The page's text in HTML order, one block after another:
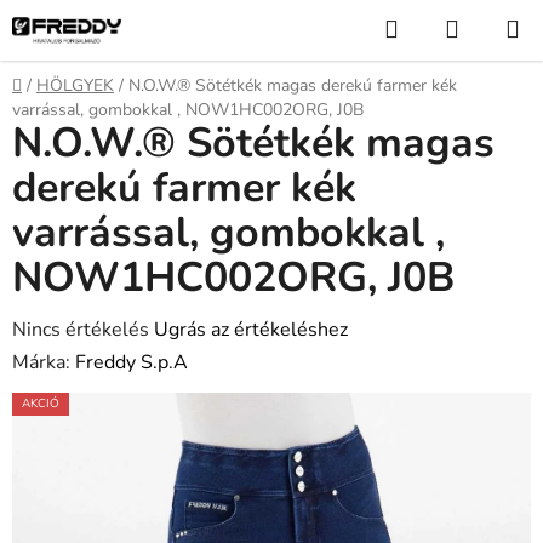
Ugrás
fő
tartalomhoz
KeresésKOSÁR
Kezdőlap
/ HÖLGYEK / N.O.W.® Sötétkék magas derekú farmer kék
varrással, gombokkal , NOW1HC002ORG, J0B
N.O.W.® Sötétkék magas
derekú farmer kék
varrással, gombokkal ,
NOW1HC002ORG, J0B
A
termék
átlagos
Nincs értékelés Ugrás az értékeléshez
Márka: Freddy S.p.A
AKCIÓ